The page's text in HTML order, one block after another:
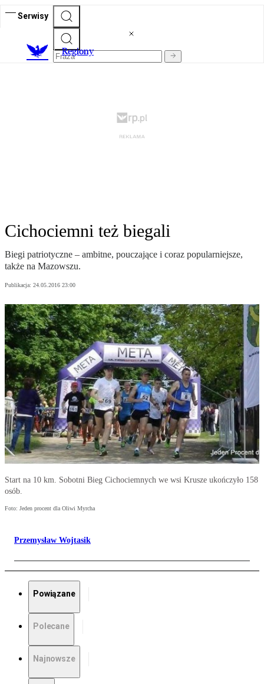
Serwisy
Regiony
Cichociemni też biegali
Biegi patriotyczne – ambitne, pouczające i coraz popularniejsze,
także na Mazowszu.
Publikacja: 24.05.2016 23:00
Start na 10 km. Sobotni Bieg Cichociemnych we wsi Krusze ukończyło 158
osób.
Foto: Jeden procent dla Oliwi Myrcha
Przemysław Wojtasik
Powiązane
Polecane
Najnowsze